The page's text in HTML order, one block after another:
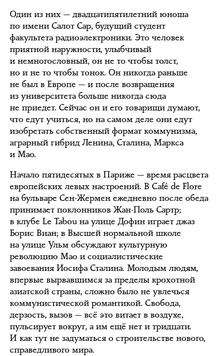
Один из них — двадцатипятилетний юноша
по имени Салот Сар, будущий студент
факультета радиоэлектроники. Это человек
приятной наружности, улыбчивый
и немногословный, он не то чтобы толст,
но и не то чтобы тонок. Он никогда раньше
не был в Европе — и после возвращения
из университета больше никогда сюда
не приедет. Сейчас он и его товарищи думают,
что едут учиться, но на самом деле они едут
изобретать собственный формат коммунизма,
аграрный гибрид Ленина, Сталина, Маркса
и Мао.
Начало пятидесятых в Париже — время расцвета
европейских левых настроений. В Café de Flore
на бульваре Сен-Жермен ежедневно после обеда
принимает поклонников Жан-Поль Сартр;
в клубе Le Tabou на улице Дофин играет джаз
Борис Виан; в Высшей нормальной школе
на улице Ульм обсуждают культурную
революцию Мао и социалистические
завоевания Иосифа Сталина. Молодым людям,
впервые вырвавшимся за пределы крохотной
азиатской страны, сложно было не увлечься
коммунистической романтикой. Свобода,
дерзость, вызов — всё это витает в воздухе,
пульсирует вокруг, а им ещё нет и тридцати.
И как тут не задуматься о строительстве нового,
справедливого мира.